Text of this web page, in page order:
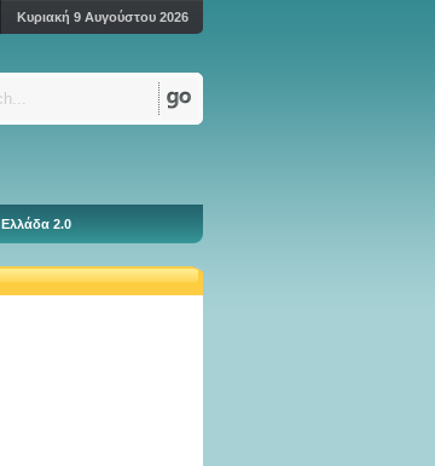
Κυριακή 9 Αυγούστου 2026
Ελλάδα 2.0